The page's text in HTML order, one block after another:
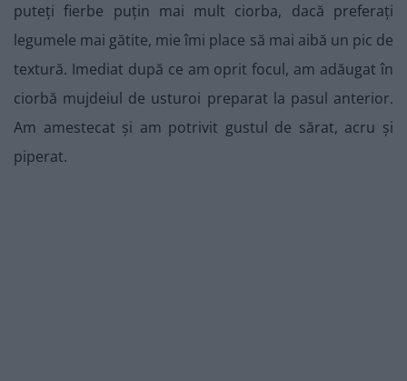
puteți fierbe puțin mai mult ciorba, dacă preferați
legumele mai gătite, mie îmi place să mai aibă un pic de
textură. Imediat după ce am oprit focul, am adăugat în
ciorbă mujdeiul de usturoi preparat la pasul anterior.
Am amestecat și am potrivit gustul de sărat, acru și
piperat.